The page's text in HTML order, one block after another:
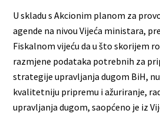
U skladu s Akcionim planom za
agende na nivou Vijeća ministara,
Fiskalnom vijeću da u što skorijem
razmjene podataka potrebnih za
strategije upravljanja dugom BiH,
kvalitetniju pripremu i ažuriranje,
upravljanja dugom, saopćeno je iz